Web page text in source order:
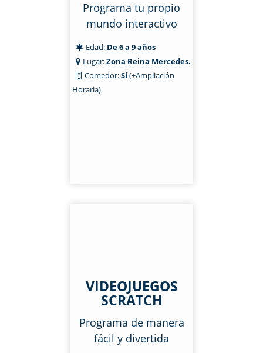
Programa tu propio
mundo interactivo
Edad: De 6 a 9 años
Lugar:Zona Reina Mercedes.
Comedor:Sí(+Ampliación
Horaria)
VIDEOJUEGOS
SCRATCH
Programa de manera
fácil y divertida